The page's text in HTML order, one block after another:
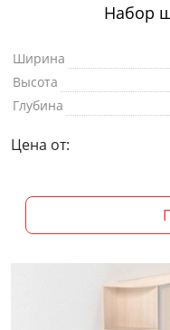
Набор
Ширина
Высота
Глубина
Цена от: